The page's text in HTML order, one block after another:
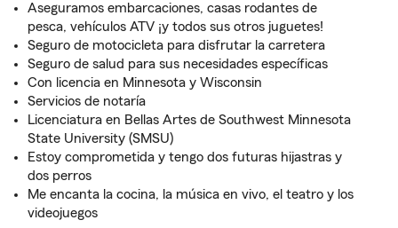
Aseguramos embarcaciones, casas rodantes de
pesca, vehículos ATV ¡y todos sus otros juguetes!
Seguro de motocicleta para disfrutar la carretera
Seguro de salud para sus necesidades específicas
Con licencia en Minnesota y Wisconsin
Servicios de notaría
Licenciatura en Bellas Artes de Southwest Minnesota
State University (SMSU)
Estoy comprometida y tengo dos futuras hijastras y
dos perros
Me encanta la cocina, la música en vivo, el teatro y los
videojuegos